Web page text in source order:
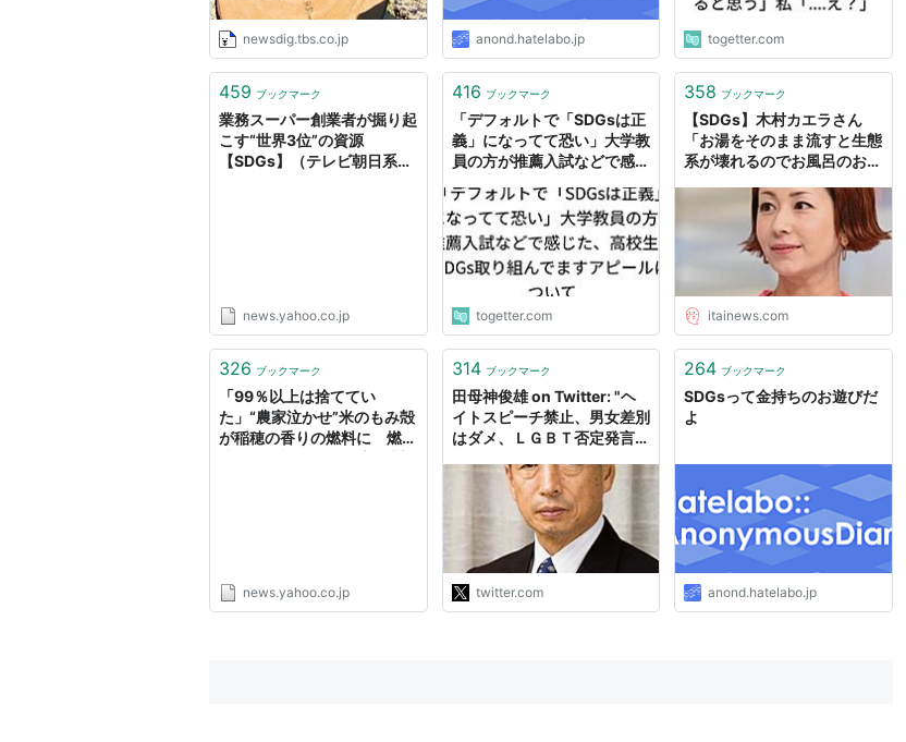
newsdig.tbs.co.jp anond.hatelabo.jp togetter.com
459 ブックマーク
業務スーパー創業者が掘り起
こす“世界3位”の資源
【SDGs】（テレビ朝日系
news.yahoo.co.jp
416 ブックマーク
「デフォルトで「SDGsは正
義」になってて恐い」大学教
員の方が推薦入試などで感じ
でますアピールについて
togetter.com
358 ブックマーク
【SDGs】木村カエラさん
「お湯をそのまま流すと生態
系が壊れるのでお風呂のお湯
いニュース(ﾉ∀`)
itainews.com
326 ブックマーク
「99％以上は捨ててい
た」“農家泣かせ”米のもみ殻
が稲穂の香りの燃料に 燃焼
news.yahoo.co.jp
314 ブックマーク
田母神俊雄 on Twitter: "ヘ
イトスピーチ禁止、男女差別
はダメ、ＬＧＢＴ否定発言糾
ス、グローバルスタンダー
ド、SDGｓ、歴史認識、放
射能の恐怖、軍事忌避、そし
てコロナなど、これらは全て
日本の弱体化のために仕掛け
られた罠であると思う。…
https://t.co/ChcTRbY9UB"
twitter.com
264 ブックマーク
SDGsって金持ちのお遊びだ
よ
anond.hatelabo.jp